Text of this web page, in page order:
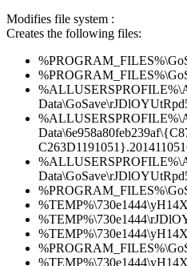
Modifies file system :
Creates the following files: